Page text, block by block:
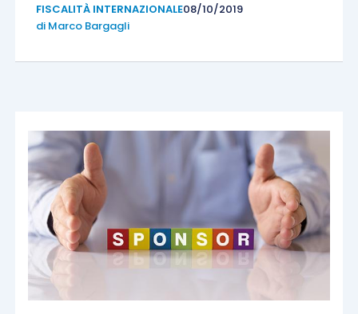
FISCALITÀ INTERNAZIONALE08/10/2019
di Marco Bargagli